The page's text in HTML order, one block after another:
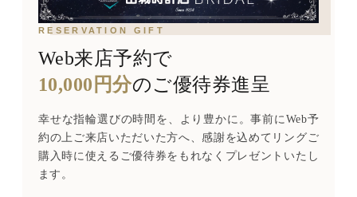
RESERVATION GIFT
Web来店予約で
10,000円分のご優待券進呈
幸せな指輪選びの時間を、より豊かに。事前にWeb予
約の上ご来店いただいた方へ、感謝を込めてリングご
購入時に使えるご優待券をもれなくプレゼントいたし
ます。